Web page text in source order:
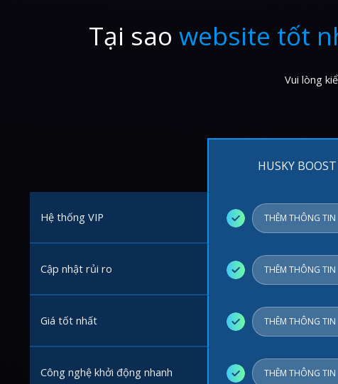
Tại sao website tốt
Vui lòng
HUSKY BOOST
Hệ thống VIP ✓ THÊM THÔNG TIN
Cập nhật rủi ro ✓ THÊM THÔNG TIN
Giá tốt nhất ✓ THÊM THÔNG TIN
Công nghệ khởi động nhanh ✓ THÊM THÔNG TIN